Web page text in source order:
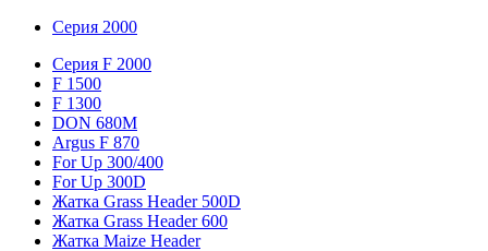
Серия 2000
Серия F 2000
F 1500
F 1300
DON 680M
Argus F 870
For Up 300/400
For Up 300D
Жатка Grass Header 500D
Жатка Grass Header 600
Жатка Maize Header